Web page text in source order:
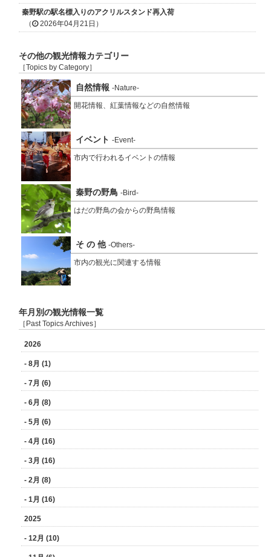
秦野駅の駅名標入りのアクリルスタンド再入荷
（
2026年04月21日）
その他の観光情報カテゴリー
［Topics by Category］
自然情報 -Nature-
開花情報、紅葉情報などの自然情報
イベント -Event-
市内で行われるイベントの情報
秦野の野鳥 -Bird-
はだの野鳥の会からの野鳥情報
そ の 他 -Others-
市内の観光に関連する情報
年月別の観光情報一覧
［Past Topics Archives］
2026
- 8月 (1)
- 7月 (6)
- 6月 (8)
- 5月 (6)
- 4月 (16)
- 3月 (16)
- 2月 (8)
- 1月 (16)
2025
- 12月 (10)